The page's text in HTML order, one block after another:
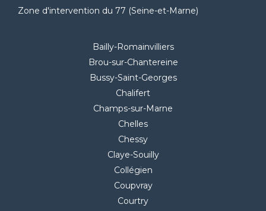
Zone d'intervention du 77 (Seine-et-Marne)
Bailly-Romainvilliers
Brou-sur-Chantereine
Bussy-Saint-Georges
Chalifert
Champs-sur-Marne
Chelles
Chessy
Claye-Souilly
Collégien
Coupvray
Courtry